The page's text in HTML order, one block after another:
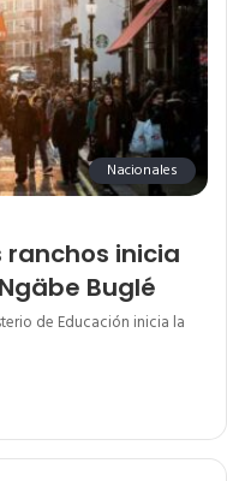
Nacionales
ranchos inicia
Buglé
de Educación inicia la